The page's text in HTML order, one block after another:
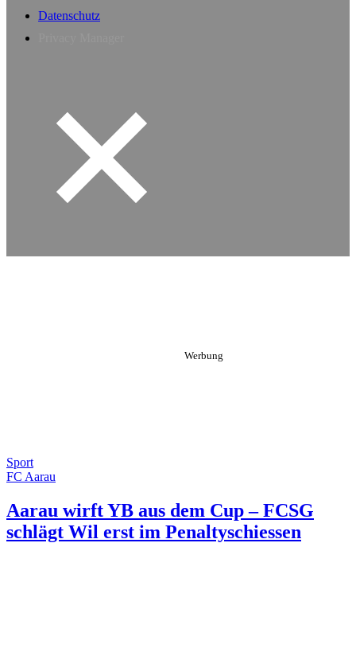
Datenschutz
Sport
FC Aarau
Aarau wirft YB aus dem Cup – FCSG
schlägt Wil erst im Penaltyschiessen